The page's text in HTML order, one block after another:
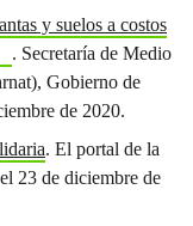
y suelos a costos
. Secretaría de Medio
Gobierno de
de 2020.
. El portal de la
23 de diciembre de